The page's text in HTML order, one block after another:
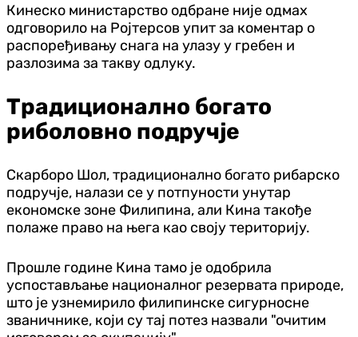
Кинеско министарство одбране није одмах
одговорило на Ројтерсов упит за коментар о
распоређивању снага на улазу у гребен и
разлозима за такву одлуку.
Традиционално богато
риболовно подручје
Скарборо Шол, традиционално богато рибарско
подручје, налази се у потпуности унутар
економске зоне Филипина, али Кина такође
полаже право на њега као своју територију.
Прошле године Кина тамо је одобрила
успостављање националног резервата природе,
што је узнемирило филипинске сигурносне
званичнике, који су тај потез назвали "очитим